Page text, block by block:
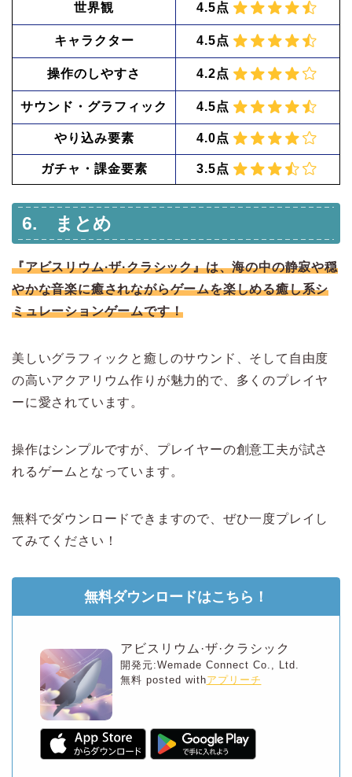
世界観 4.5点
キャラクター 4.5点
操作のしやすさ 4.2点
サウンド・グラフィック 4.5点
やり込み要素 4.0点
ガチャ・課金要素 3.5点
6. まとめ
『アビスリウム·ザ·クラシック』は、海の中の静寂や穏
やかな音楽に癒されながらゲームを楽しめる癒し系シ
ミュレーションゲームです！
美しいグラフィックと癒しのサウンド、そして自由度
の高いアクアリウム作りが魅力的で、多くのプレイヤ
ーに愛されています。
操作はシンプルですが、プレイヤーの創意工夫が試さ
れるゲームとなっています。
無料でダウンロードできますので、ぜひ一度プレイし
てみてください！
無料ダウンロードはこちら！
アビスリウム·ザ·クラシック
開発元:Wemade Connect Co., Ltd.
無料 posted withアプリーチ